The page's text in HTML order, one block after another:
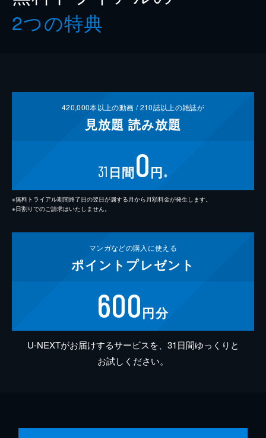
2つの特典
420,000本以上の動画 /210誌以上の雑誌が
見放題 読み放題
31 日間0円 ※
※無料トライアル期間終了日の翌日が属する月から月額料金が発生します。
※日割りでのご請求はいたしません。
マンガなどの購入に使える
ポイント プレゼント
600円分
U-NEXTがお届けするサービスを、31日間ゆっくりと
お試しください。